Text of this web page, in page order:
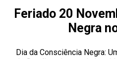
Feriado 20
Negra
Dia da Consciência Negra: